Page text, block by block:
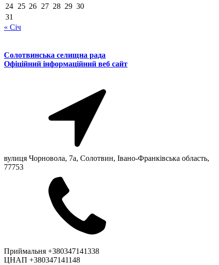
24 25 26 27 28 29 30
31
« Січ
Солотвинська селищна рада
Офіційний інформаційний веб сайт
вулиця Чорновола, 7a, Солотвин, Івано-Франківська область,
77753
Приймальня +380347141338
ЦНАП +380347141148